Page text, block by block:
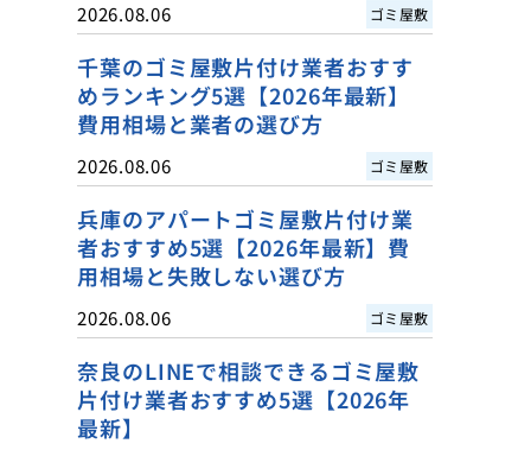
2026.08.06 ゴミ屋敷
千葉のゴミ屋敷片付け業者おすす
めランキング5選【2026年最新】
費用相場と業者の選び方
2026.08.06 ゴミ屋敷
兵庫のアパートゴミ屋敷片付け業
者おすすめ5選【2026年最新】費
用相場と失敗しない選び方
2026.08.06 ゴミ屋敷
奈良のLINEで相談できるゴミ屋敷
片付け業者おすすめ5選【2026年
最新】